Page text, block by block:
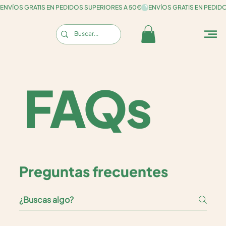
ENVÍOS GRATIS EN PEDIDOS SUPERIORES A 50€
FAQs
Preguntas frecuentes